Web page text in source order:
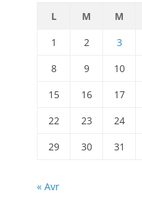
L M M
1
2 3
8
9 10
15
16 17
22
23 24
29
30 31
« Avr